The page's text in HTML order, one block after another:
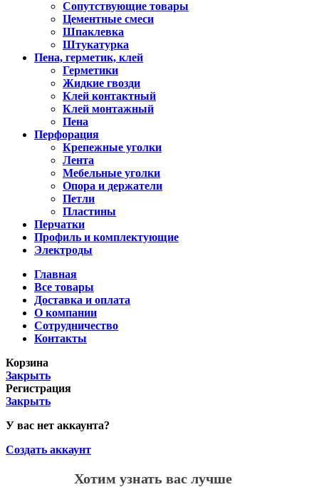
Сопутствующие товары
Цементные смеси
Шпаклевка
Штукатурка
Пена, герметик, клей
Герметики
Жидкие гвозди
Клей контактный
Клей монтажный
Пена
Перфорация
Крепежные уголки
Лента
Мебельные уголки
Опора и держатели
Петли
Пластины
Перчатки
Профиль и комплектующие
Электроды
Главная
Все товары
Доставка и оплата
О компании
Сотрудничество
Контакты
Корзина
Закрыть
Регистрация
Закрыть
У вас нет аккаунта?
Создать аккаунт
Хотим узнать вас лучше